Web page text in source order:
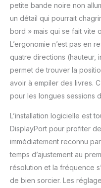
petite bande noire non
un détail qui pourrait
bord » mais qui se fait vite
L’ergonomie n’est pas en
quatre directions (hauteur,
permet de trouver la
avoir à empiler des livres.
pour les longues sessions
L’installation logicielle est
DisplayPort pour profiter
immédiatement reconnu
temps d’ajustement au
résolution et la fréquence
de bien sorcier. Les